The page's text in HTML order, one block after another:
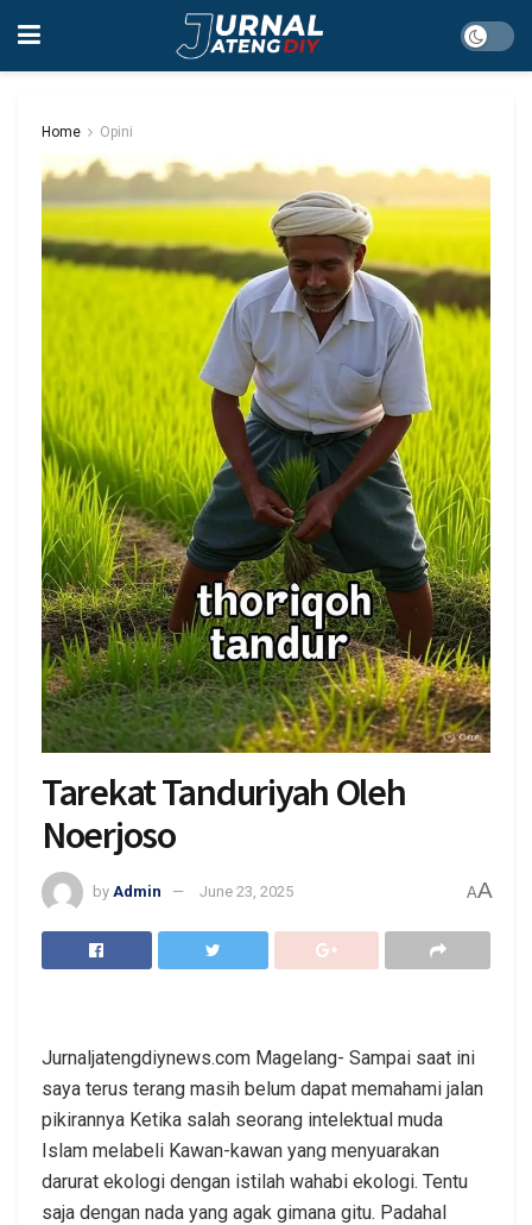
Home Opini
Tarekat Tanduriyah Oleh
Noerjoso
by Admin June 23, 2025 AA
Jurnaljatengdiynews.com Magelang- Sampai saat ini
saya terus terang masih belum dapat memahami jalan
pikirannya Ketika salah seorang intelektual muda
Islam melabeli Kawan-kawan yang menyuarakan
darurat ekologi dengan istilah wahabi ekologi. Tentu
saja dengan nada yang agak gimana gitu. Padahal